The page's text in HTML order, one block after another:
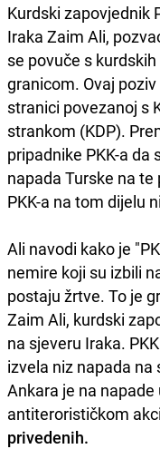
Kurdski zapovjednik
Iraka Zaim Ali,
se povuče s
granicom. Ovaj
stranici povezanoj s
strankom (KDP).
pripadnike PKK-a da
napada Turske na
PKK-a na tom dijelu
Ali navodi kako je
nemire koji su izbili
postaju žrtve. To je
Zaim Ali, kurdski
na sjeveru Iraka.
izvela niz napada
Ankara je na
antiterorističkom
privedenih.